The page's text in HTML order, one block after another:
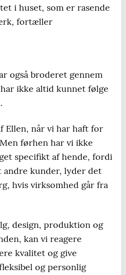
i huset, som er rasende
fortæller
også broderet gennem
ikke altid kunnet følge
Ellen, når vi har haft for
førhen har vi ikke
specifikt af hende, fordi
andre kunder, lyder det
hvis virksomhed går fra
design, produktion og
kan vi reagere
kvalitet og give
og personlig